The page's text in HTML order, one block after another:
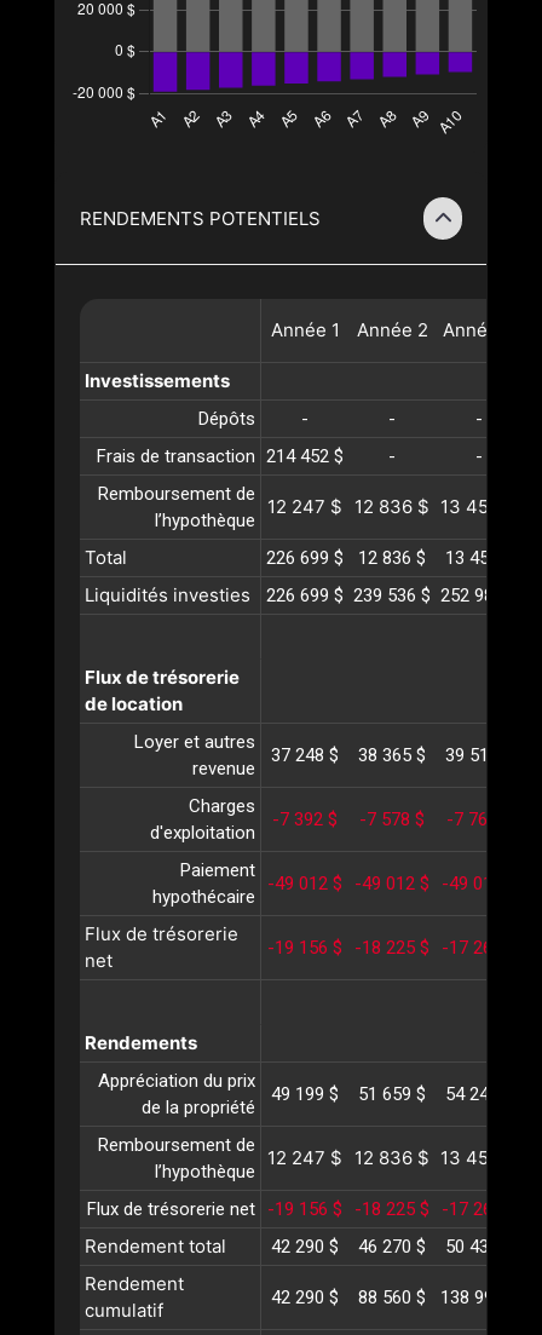
RENDEMENTS POTENTIELS
Année 1 Année 2 Année
Investissements
Dépôts - -
-
Frais de transaction 214 452 $ -
-
Remboursement de
l’hypothèque
12 247 $ 12 836 $ 13 453 $
Total 226 699 $ 12 836 $ 13 453 $
Liquidités investies 226 699 $ 239 536 $ 252 989 $
Flux de trésorerie
de location
Loyer et autres
revenue
37 248 $ 38 365 $ 39 516 $
Charges
d'exploitation
-7 392 $ -7 578 $ -7 769 $
Paiement
hypothécaire
-49 012 $ -49 012 $ -49 012 $
Flux de trésorerie
net
-19 156 $ -18 225 $ -17 265 $
Rendements
Appréciation du prix
de la propriété
49 199 $ 51 659 $ 54 242 $
Remboursement de
l’hypothèque
12 247 $ 12 836 $ 13 453 $
Flux de trésorerie net -19 156 $ -18 225 $ -17 265 $
Rendement total 42 290 $ 46 270 $ 50 430 $
Rendement
cumulatif
42 290 $ 88 560 $ 138 990 $